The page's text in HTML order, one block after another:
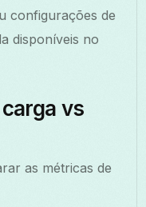
configurações de
disponíveis no
vs
as métricas de